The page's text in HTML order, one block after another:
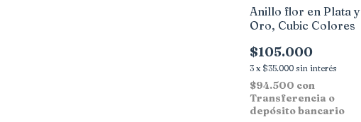
Anillo flor en Plata y
Oro, Cubic Colores
$105.000
3 x $35.000 sin interés
$94.500 con
Transferencia o
depósito bancario